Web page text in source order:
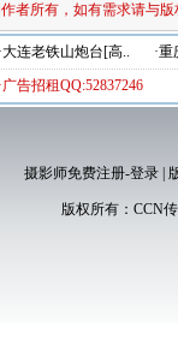
者所有，如有需求请与
·大连老铁山炮台[高..
·
·广告招租QQ:52837246
摄影师免费注册-登录|
版权所有： CCN